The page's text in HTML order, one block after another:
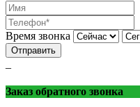
Время звонка
Отправить
Заказ обратного звонка